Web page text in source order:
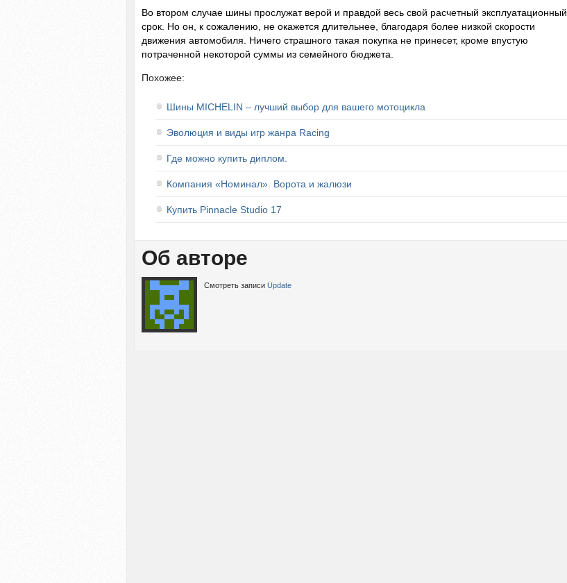
Во втором случае шины прослужат верой и правдой весь свой расчетный эксплуатационный
срок. Но он, к сожалению, не окажется длительнее, благодаря более низкой скорости
движения автомобиля. Ничего страшного такая покупка не принесет, кроме впустую
потраченной некоторой суммы из семейного бюджета.
Похожее:
Шины MICHELIN – лучший выбор для вашего мотоцикла
Эволюция и виды игр жанра Racing
Где можно купить диплом.
Компания «Номинал». Ворота и жалюзи
Купить Pinnacle Studio 17
Об авторе
Смотреть записи Update